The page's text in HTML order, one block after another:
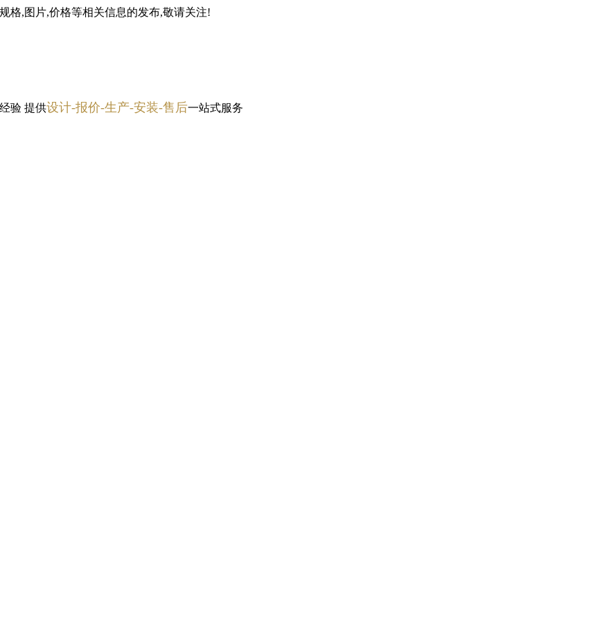
格,图片,价格等相关信息的发布,敬请关注!
验 提供设计-报价-生产-安装-售后一站式服务